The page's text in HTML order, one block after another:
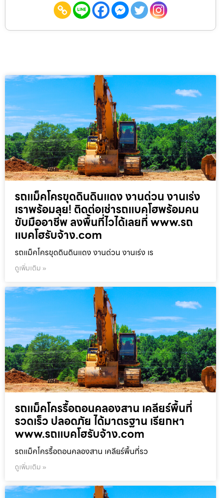
รถแม็คโครขุดดินดินแดง งานด่วน งานเร่ง
เราพร้อมลุย! ติดต่อเช่ารถแบคโฮพร้อมคน
ขับมืออาชีพ ลงพื้นที่ไวได้เลยที่ www.รถ
แบคโฮรับจ้าง.com
รถแม็คโครขุดดินดินแดง งานด่วน งานเร่ง เร
ดูเพิ่มเติม »
รถแม็คโครรื้อถอนคลองสาน เคลียร์พื้นที่
รวดเร็ว ปลอดภัย ได้มาตรฐาน เรียกหา
www.รถแบคโฮรับจ้าง.com
รถแม็คโครรื้อถอนคลองสาน เคลียร์พื้นที่รว
ดูเพิ่มเติม »